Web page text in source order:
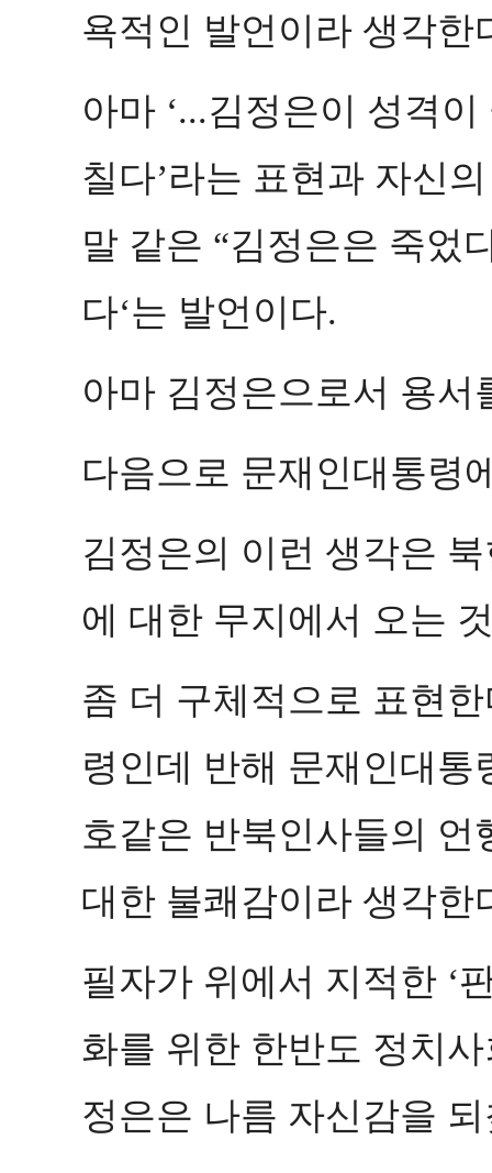
욕적인 발언이라 생각한
아마 ‘...김정은이 성격
칠다’라는 표현과 자신
말 같은 “김정은은 죽었
다‘는 발언이다.
아마 김정은으로서 용
다음으로 문재인대통령
김정은의 이런 생각은
에 대한 무지에서 오는
좀 더 구체적으로 표현
령인데 반해 문재인대
호같은 반북인사들의
대한 불쾌감이라 생각한
필자가 위에서 지적한 ‘
화를 위한 한반도 정치
정은은 나름 자신감을